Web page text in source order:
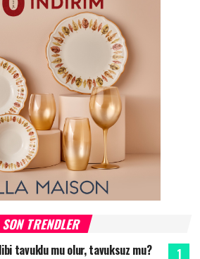
SON TRENDLER
tavuklu mu olur, tavuksuz mu?